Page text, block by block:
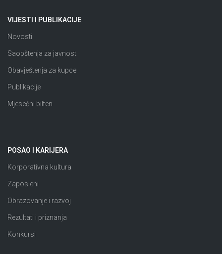
VIJESTI I PUBLIKACIJE
Novosti
Saopštenja za javnost
Obavještenja za kupce
Publikacije
Mjesečni bilten
POSAO I KARIJERA
Korporativna kultura
Zaposleni
Obrazovanje i razvoj
Rezultati i priznanja
Konkursi